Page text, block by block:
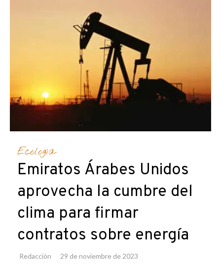
Ecología
Emiratos Árabes Unidos
aprovecha la cumbre del
clima para firmar
contratos sobre energía
Redacción 29 de noviembre de 2023